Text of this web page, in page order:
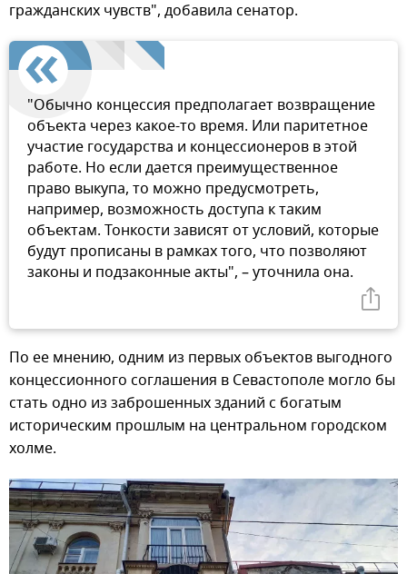
гражданских чувств", добавила сенатор.
"Обычно концессия предполагает возвращение
объекта через какое-то время. Или паритетное
участие государства и концессионеров в этой
работе. Но если дается преимущественное
право выкупа, то можно предусмотреть,
например, возможность доступа к таким
объектам. Тонкости зависят от условий, которые
будут прописаны в рамках того, что позволяют
законы и подзаконные акты", – уточнила она.
По ее мнению, одним из первых объектов выгодного
концессионного соглашения в Севастополе могло бы
стать одно из заброшенных зданий с богатым
историческим прошлым на центральном городском
холме.